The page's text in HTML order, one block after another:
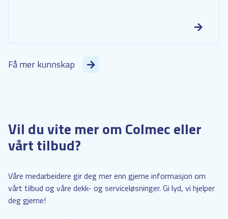
Få mer kunnskap
Vil du vite mer om Colmec eller
vårt tilbud?
Våre medarbeidere gir deg mer enn gjerne informasjon om
vårt tilbud og våre dekk- og serviceløsninger. Gi lyd, vi hjelper
deg gjerne!